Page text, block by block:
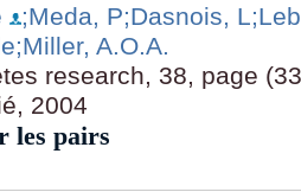
;Meda, P;Dasnois, L
;Miller, A.O.A.
research, 38, page
2004
les pairs